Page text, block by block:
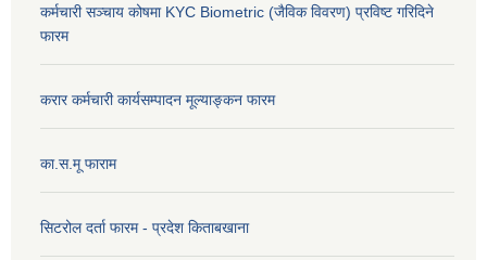
कर्मचारी सञ्चाय कोषमा KYC Biometric (जैविक विवरण) प्रविष्ट गरिदिने
फारम
करार कर्मचारी कार्यसम्पादन मूल्याङ्कन फारम
का.स.मू फाराम
सिटरोल दर्ता फारम - प्रदेश किताबखाना